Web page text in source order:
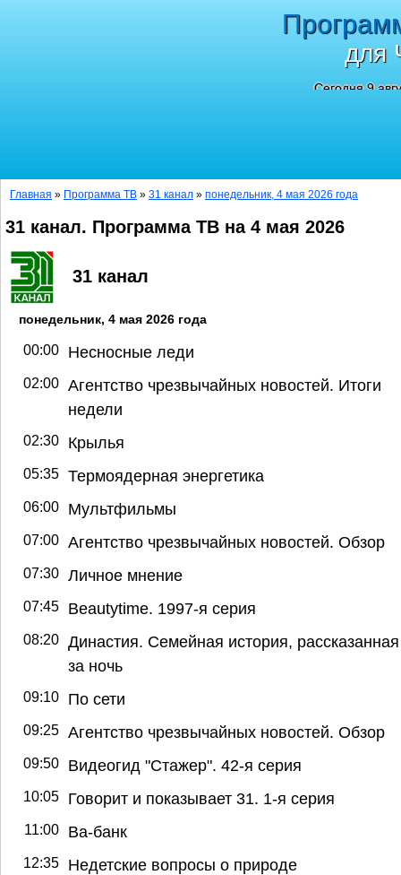
для
Сегодня 9
Главная » Программа ТВ » 31 канал » понедельник, 4 мая 2026 года
31 канал. Программа ТВ на 4 мая 2026
31 канал
понедельник, 4 мая 2026 года
00:00 Несносные леди
02:00 Агентство чрезвычайных новостей. Итоги
недели
02:30 Крылья
05:35 Термоядерная энергетика
06:00 Мультфильмы
07:00 Агентство чрезвычайных новостей. Обзор
07:30 Личное мнение
07:45 Beautytime. 1997-я серия
08:20 Династия. Семейная история, рассказанная
за ночь
09:10 По сети
09:25 Агентство чрезвычайных новостей. Обзор
09:50 Видеогид "Стажер". 42-я серия
10:05 Говорит и показывает 31. 1-я серия
11:00 Ва-банк
12:35 Недетские вопросы о природе